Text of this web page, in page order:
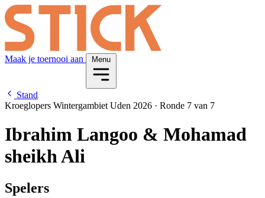
Maak je toernooi aan Menu
Stand
Kroeglopers Wintergambiet Uden 2026 · Ronde 7 van 7
Ibrahim Langoo & Mohamad
sheikh Ali
Spelers